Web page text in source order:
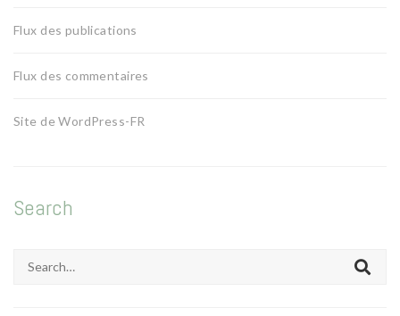
Flux des publications
Flux des commentaires
Site de WordPress-FR
Search
for: